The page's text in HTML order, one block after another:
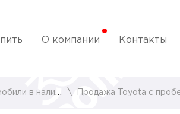
О компании Контакты
в наличии Продажа Toyota с